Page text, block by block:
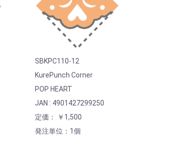
SBKPC110-12
KurePunch Corner
POP HEART
JAN : 4901427299250
定価： ￥1,500
発注単位：1個